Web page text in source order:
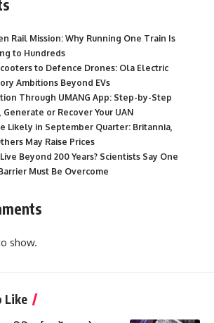
Rail Mission: Why Running One Train Is
to Hundreds
to Defence Drones: Ola Electric
Ambitions Beyond EVs
Through UMANG App: Step-by-Step
or Recover Your UAN
Likely in September Quarter: Britannia,
May Raise Prices
Beyond 200 Years? Scientists Say One
Must Be Overcome
show.
Like